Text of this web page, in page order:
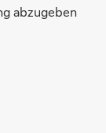
abzugeben